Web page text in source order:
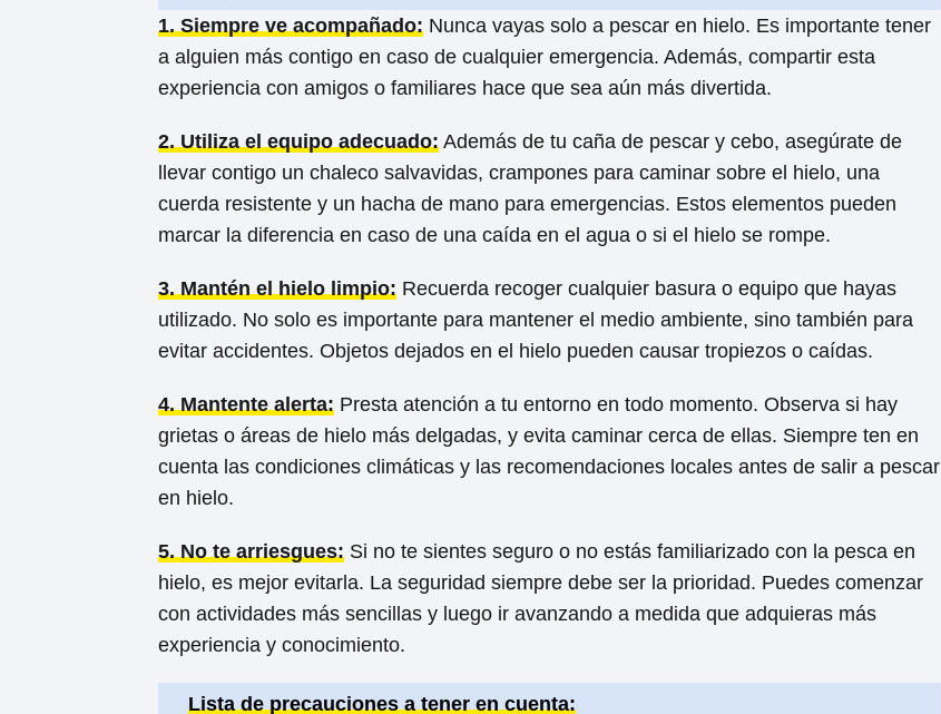
1. Siempre ve acompañado: Nunca vayas solo a pescar en hielo. Es importante tener
a alguien más contigo en caso de cualquier emergencia. Además, compartir esta
experiencia con amigos o familiares hace que sea aún más divertida.
2. Utiliza el equipo adecuado: Además de tu caña de pescar y cebo, asegúrate de
llevar contigo un chaleco salvavidas, crampones para caminar sobre el hielo, una
cuerda resistente y un hacha de mano para emergencias. Estos elementos pueden
marcar la diferencia en caso de una caída en el agua o si el hielo se rompe.
3. Mantén el hielo limpio: Recuerda recoger cualquier basura o equipo que hayas
utilizado. No solo es importante para mantener el medio ambiente, sino también para
evitar accidentes. Objetos dejados en el hielo pueden causar tropiezos o caídas.
4. Mantente alerta: Presta atención a tu entorno en todo momento. Observa si hay
grietas o áreas de hielo más delgadas, y evita caminar cerca de ellas. Siempre ten en
cuenta las condiciones climáticas y las recomendaciones locales antes de salir a pescar
en hielo.
5. No te arriesgues: Si no te sientes seguro o no estás familiarizado con la pesca en
hielo, es mejor evitarla. La seguridad siempre debe ser la prioridad. Puedes comenzar
con actividades más sencillas y luego ir avanzando a medida que adquieras más
experiencia y conocimiento.
Lista de precauciones a tener en cuenta: